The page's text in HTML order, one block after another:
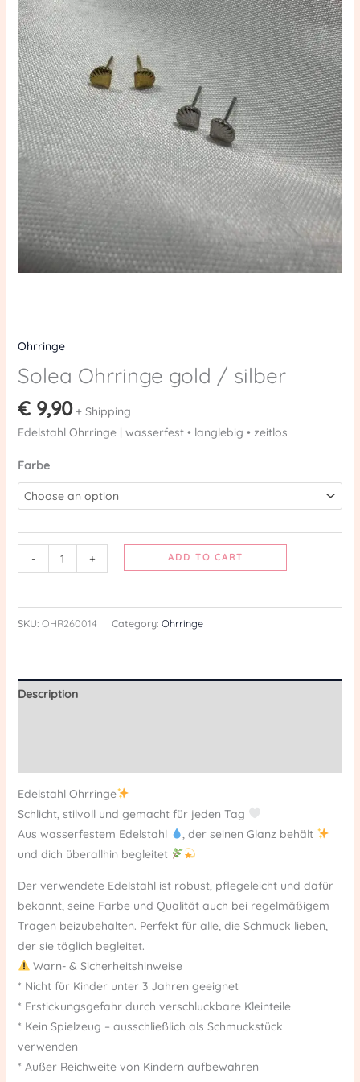
Ohrringe
Solea Ohrringe gold / silber
€9,90 + Shipping
Edelstahl Ohrringe | wasserfest • langlebig • zeitlos
Farbe
- + ADD TO CART
SKU: OHR260014 Category: Ohrringe
Description
Edelstahl Ohrringe
Schlicht, stilvoll und gemacht für jeden Tag
Aus wasserfestem Edelstahl
, der seinen Glanz behält
und dich überallhin begleitet
Der verwendete Edelstahl ist robust, pflegeleicht und dafür
bekannt, seine Farbe und Qualität auch bei regelmäßigem
Tragen beizubehalten. Perfekt für alle, die Schmuck lieben,
der sie täglich begleitet.
Warn- & Sicherheitshinweise
* Nicht für Kinder unter 3 Jahren geeignet
* Erstickungsgefahr durch verschluckbare Kleinteile
* Kein Spielzeug – ausschließlich als Schmuckstück
verwenden
* Außer Reichweite von Kindern aufbewahren